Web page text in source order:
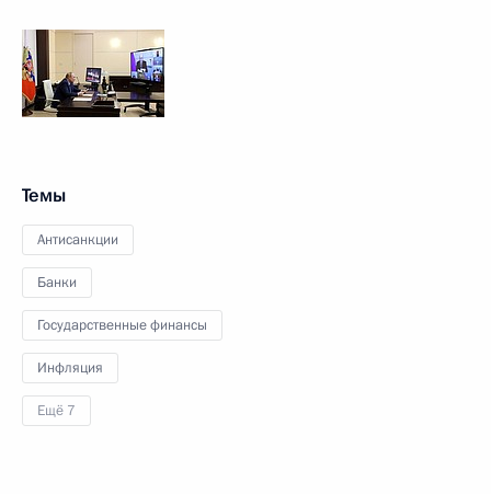
Темы
Антисанкции
Банки
Государственные финансы
Инфляция
Ещё 7